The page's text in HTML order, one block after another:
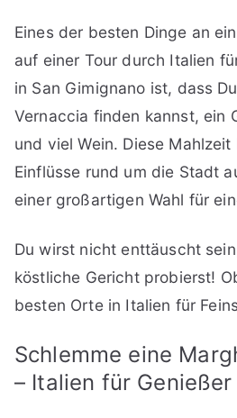
Eines der besten Dinge an
auf einer Tour durch Italien
in San Gimignano ist, dass
Vernaccia finden kannst, ein
und viel Wein. Diese
Einflüsse rund um die Stadt
einer großartigen Wahl für
Du wirst nicht enttäuscht
köstliche Gericht probierst!
besten Orte in Italien für
Schlemme eine
– Italien für Genießer